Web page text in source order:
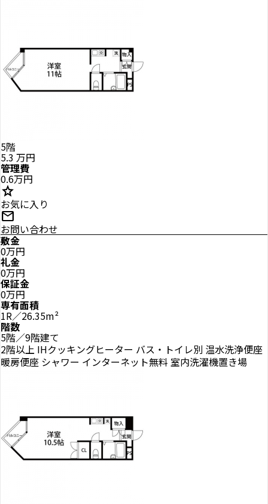
5階
5.3 万円
管理費
0.6万円
star
お気に入り
mail
お問い合わせ
敷金
0万円
礼金
0万円
保証金
0万円
専有面積
1R／26.35m²
階数
5階／9階建て
2階以上 IHクッキングヒーター バス・トイレ別 温水洗浄便座
暖房便座 シャワー インターネット無料 室内洗濯機置き場